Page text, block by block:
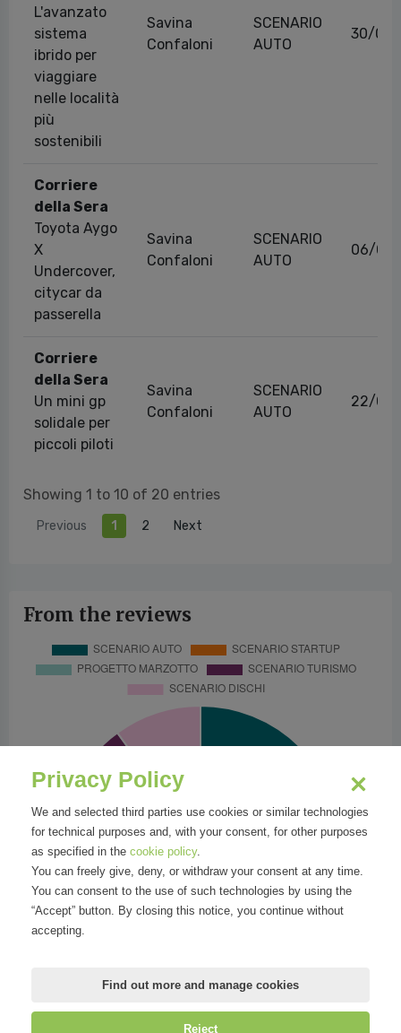
L'avanzato
sistema
ibrido per
viaggiare
nelle località
più
sostenibili
Savina
Confaloni
SCENARIO
AUTO
30/
Corriere
della Sera
Toyota Aygo
X
Undercover,
citycar da
passerella
Savina
Confaloni
SCENARIO
AUTO
06/
Corriere
della Sera
Un mini gp
solidale per
piccoli piloti
Savina
Confaloni
SCENARIO
AUTO
22/
Showing 1 to 10 of 20 entries
Previous 1 2 Next
From the reviews
Privacy Policy
We and selected third parties use cookies or similar technologies
for technical purposes and, with your consent, for other purposes
as specified in the cookie policy.
You can freely give, deny, or withdraw your consent at any time.
You can consent to the use of such technologies by using the
“Accept” button. By closing this notice, you continue without
accepting.
Find out more and manage cookies
Reject